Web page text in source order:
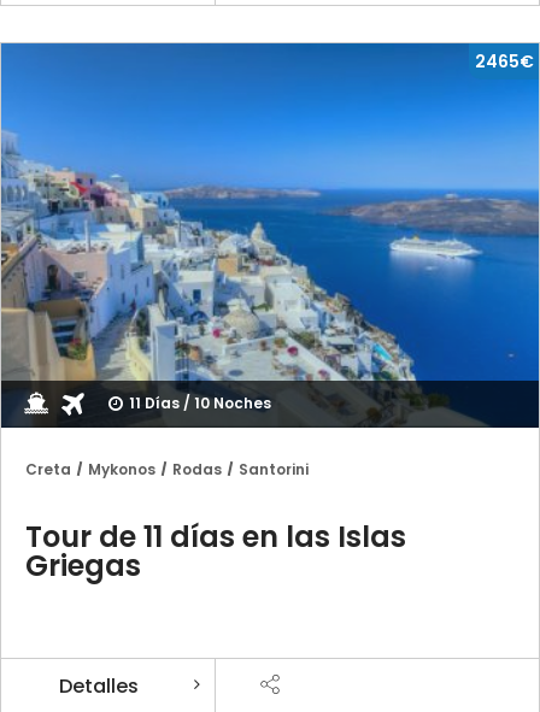
11 Días / 10 Noches
2465€
Creta Mykonos Rodas Santorini
Tour de 11 días en las Islas
Griegas
Detalles